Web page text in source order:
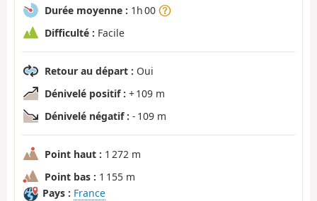
Durée moyenne : 1h 00
Difficulté : Facile
Retour au départ : Oui
Dénivelé positif : + 109 m
Dénivelé négatif : - 109 m
Point haut : 1 272 m
Point bas : 1 155 m
Pays : France